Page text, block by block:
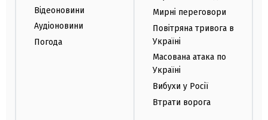
Відеоновини
Аудіоновини
Погода
Мирні переговори
Повітряна тривога в
Україні
Масована атака по
Україні
Вибухи у Росії
Втрати ворога